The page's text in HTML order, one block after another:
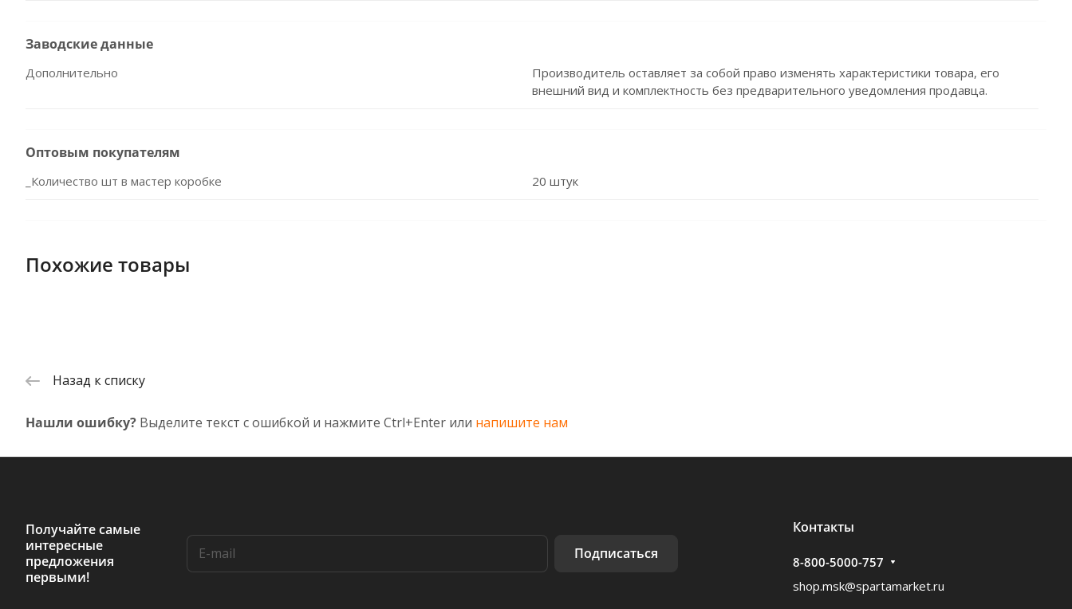
Заводские данные
Дополнительно
Производитель оставляет за собой право изменять характеристики товара, его
внешний вид и комплектность без предварительного уведомления продавца.
Оптовым покупателям
_Количество шт в мастер коробке 20 штук
Похожие товары
Назад к списку
Нашли ошибку? Выделите текст с ошибкой и нажмите Ctrl+Enter или напишите нам
Получайте самые
интересные
предложения
первыми!
Подписаться
Контакты
8-800-5000-757
shop.msk@spartamarket.ru